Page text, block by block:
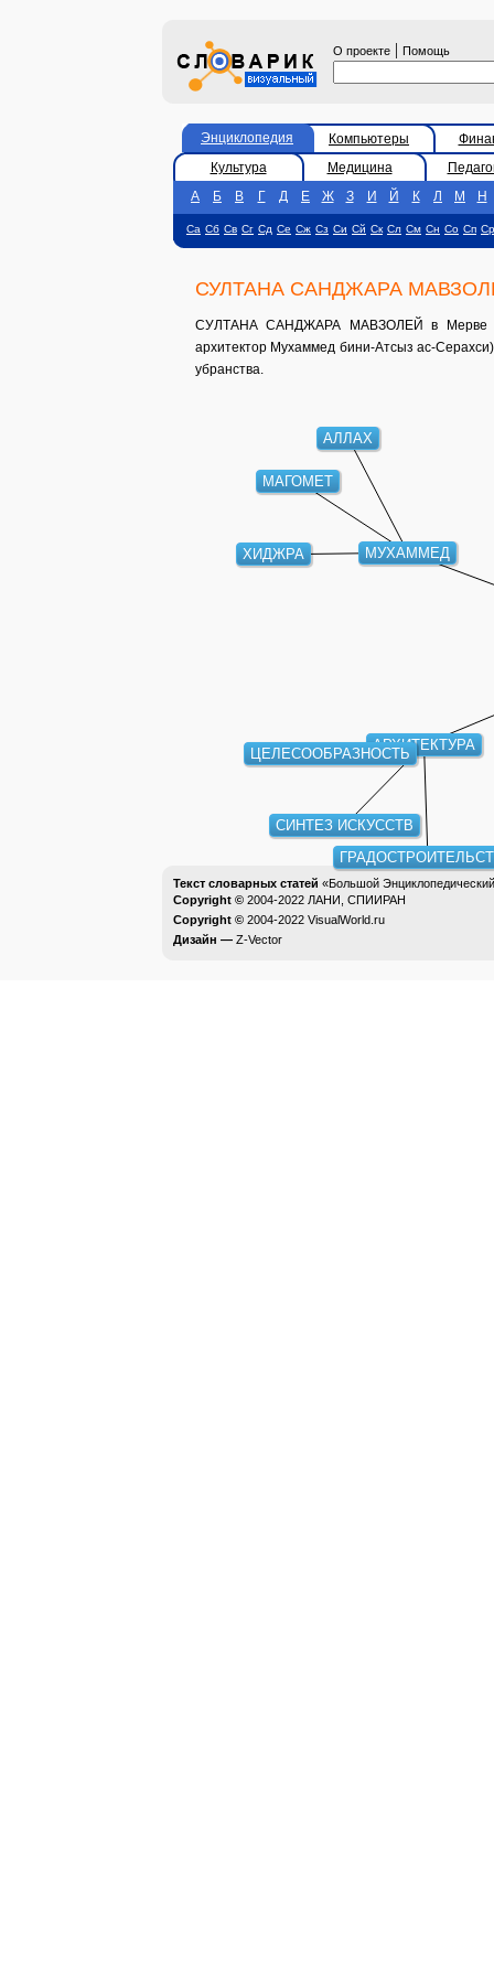
О проекте | Помощь
Энциклопедия Компьютеры
Культура
Медицина
А
Б В Г Д Е Ж З И Й К Л М Н
Са Сб Св Сг Сд Се Сж Сз Си Сй Ск Сл См Сн Со Сп Ср
СУЛТАНА САНДЖАРА
СУЛТАНА САНДЖАРА МАВЗОЛЕЙ в Мерве
архитектор Мухаммед бини-Атсыз ас-
убранства.
МУХАММЕД
АРХИТЕКТУРА
ХИДЖРА
МАГОМЕТ
АЛЛАХ
СИНТЕЗ ИСКУССТВ
ЦЕЛЕСООБРАЗНОСТЬ
Текст словарных статей «Большой
Copyright © 2004-2022 ЛАНИ, СПИИРАН
Copyright © 2004-2022 VisualWorld.ru
Дизайн — Z-Vector